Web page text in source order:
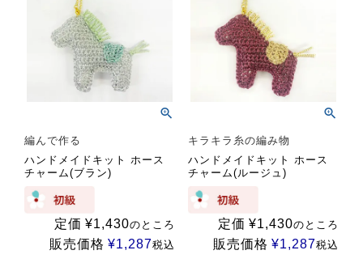
編んで作る
ハンドメイドキット ホース
チャーム(ブラン)
定価 ¥1,430のところ
販売価格 ¥1,287税込
キラキラ糸の編み物
ハンドメイドキット ホース
チャーム(ルージュ)
定価 ¥1,430のところ
販売価格 ¥1,287税込